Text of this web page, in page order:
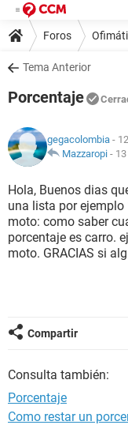
Foros
Tema Anterior
Porcentaje
gegacolombia -
Mazzaropi -
Hola, Buenos dias
una lista por
moto: como saber
porcentaje es carro.
moto. GRACIAS si
Compartir
Consulta también:
Porcentaje
Como restar un